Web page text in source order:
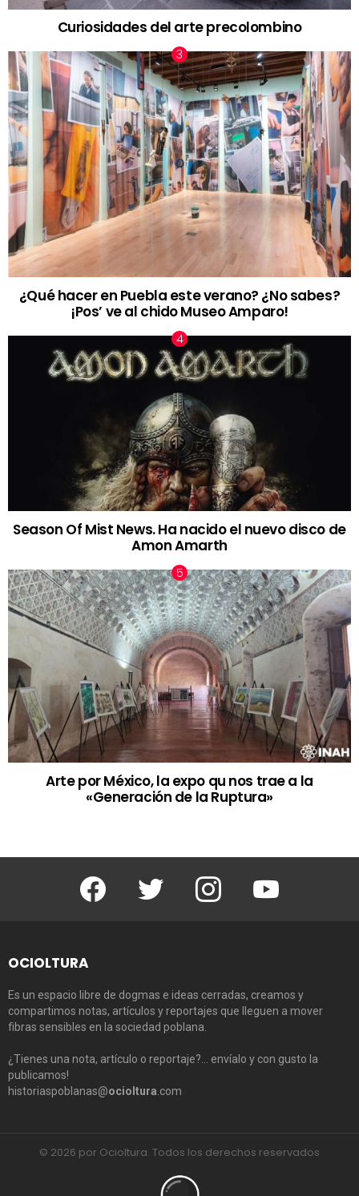
Curiosidades del arte precolombino
¿Qué hacer en Puebla este verano? ¿No sabes?
¡Pos’ ve al chido Museo Amparo!
Season Of Mist News. Ha nacido el nuevo disco de
Amon Amarth
Arte por México, la expo qu nos trae a la
«Generación de la Ruptura»
Facebook Twitter Instagram Youtube
OCIOLTURA
Es un espacio libre de dogmas e ideas cerradas, creamos y
compartimos notas, artículos y reportajes que lleguen a mover
fibras sensibles en la sociedad poblana.
¿Tienes una nota, artículo o reportaje?… envíalo y con gusto la
publicamos!
historiaspoblanas@ocioltura .com
© 2026 por Ocioltura. Todos los derechos reservados